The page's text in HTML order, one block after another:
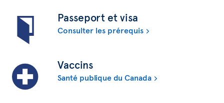
Passeport et visa
Consulter les prérequis
Vaccins
Santé publique du Canada